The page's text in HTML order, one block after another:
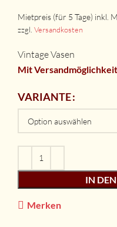
zzgl. Versandkosten
Vintage Vasen
Mit Versandmöglichkeit
VARIANTE
IN
Merken